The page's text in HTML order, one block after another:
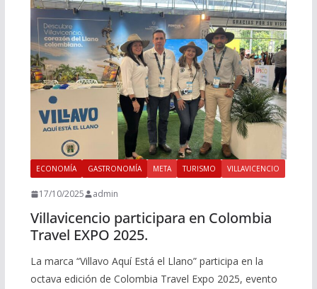
ECONOMÍA GASTRONOMÍA META TURISMO VILLAVICENCIO
17/10/2025 admin
Villavicencio participara en Colombia
Travel EXPO 2025.
La marca “Villavo Aquí Está el Llano” participa en la
octava edición de Colombia Travel Expo 2025, evento